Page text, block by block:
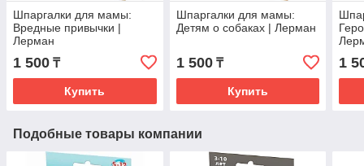
Шпаргалки для мамы:
Вредные привычки |
Лерман
1 500 ₸
Купить
Шпаргалки для мамы:
Детям о собаках | Лерман
1 500₸
Купить
1
Подобные товары компании